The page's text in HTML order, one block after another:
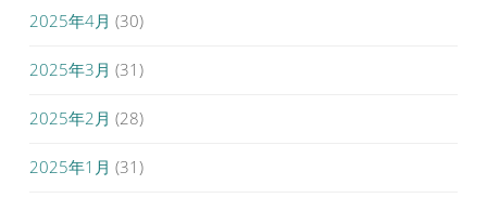
2025年4月 (30)
2025年3月 (31)
2025年2月 (28)
2025年1月 (31)